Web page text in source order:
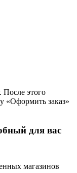
После этого
«Оформить заказ»
для вас
магазинов